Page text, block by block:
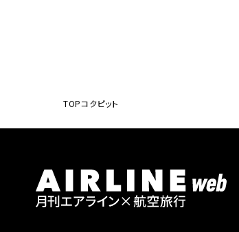
TOPコクピット